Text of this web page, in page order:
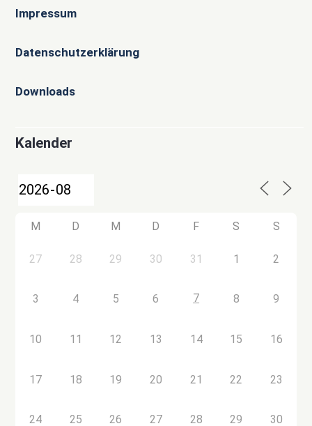
Impressum
Datenschutzerklärung
Downloads
Kalender
M D M D F S S
27 28 29 30 31 1 2
3 4 5 6 7 8 9
10 11 12 13 14 15 16
17 18 19 20 21 22 23
24 25 26 27 28 29 30